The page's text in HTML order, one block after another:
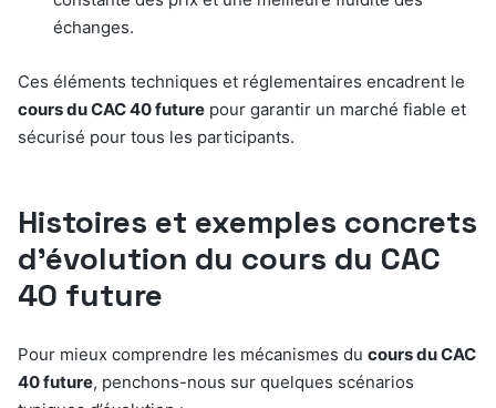
échanges.
Ces éléments techniques et réglementaires encadrent le
cours du CAC 40 future pour garantir un marché fiable et
sécurisé pour tous les participants.
Histoires et exemples concrets
d’évolution du cours du CAC
40 future
Pour mieux comprendre les mécanismes du cours du CAC
40 future, penchons-nous sur quelques scénarios